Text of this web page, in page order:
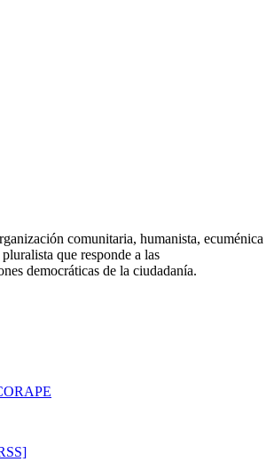
comunitaria, humanista, ecuménica
que responde a las
democráticas de la ciudadanía.